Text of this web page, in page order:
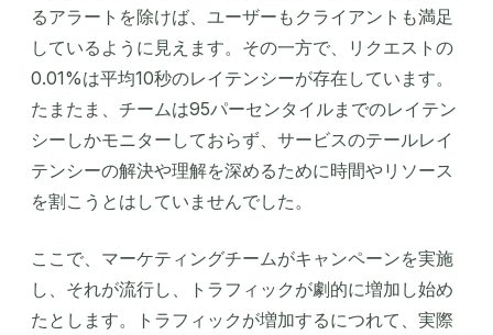
るアラートを除けば、ユーザーもクライアントも満足
しているように見えます。その一方で、リクエストの
0.01%は平均10秒のレイテンシーが存在しています。
たまたま、チームは95パーセンタイルまでのレイテン
シーしかモニターしておらず、サービスのテールレイ
テンシーの解決や理解を深めるために時間やリソース
を割こうとはしていませんでした。
ここで、マーケティングチームがキャンペーンを実施
し、それが流行し、トラフィックが劇的に増加し始め
たとします。トラフィックが増加するにつれて、実際